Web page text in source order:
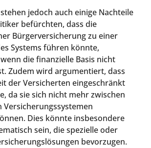
jedoch auch einige Nachteile
befürchten, dass die
Bürgerversicherung zu einer
Systems führen könnte,
die finanzielle Basis nicht
Zudem wird argumentiert, dass
der Versicherten eingeschränkt
da sie sich nicht mehr zwischen
Versicherungssystemen
Dies könnte insbesondere
sein, die spezielle oder
bevorzugen.